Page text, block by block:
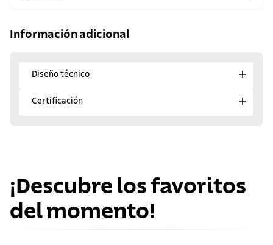
Información adicional
Diseño técnico
Certificación
¡Descubre los favoritos
del momento!